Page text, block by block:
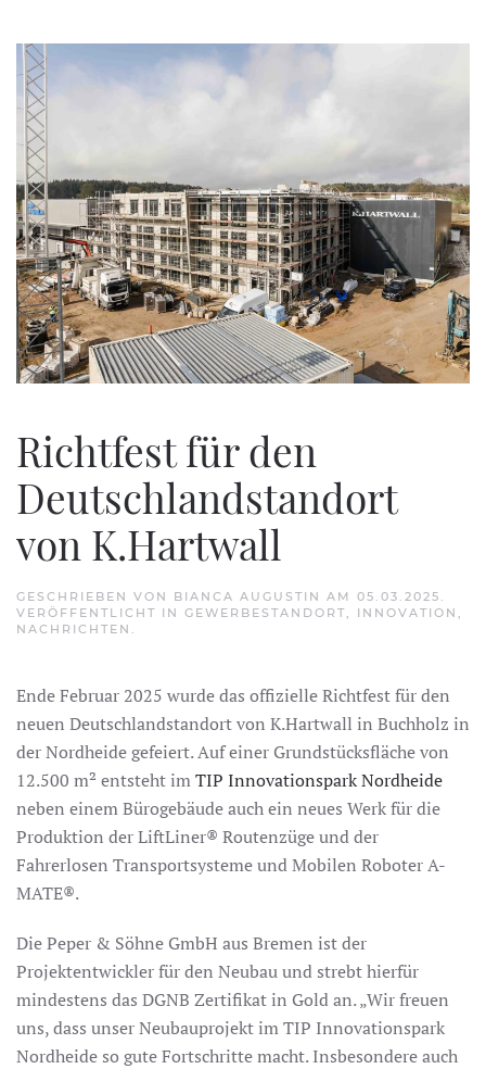
Zum Hauptinhalt springen
Richtfest für den
Deutschlandstandort
von K.Hartwall
GESCHRIEBEN VON BIANCA AUGUSTIN AM 05.03.2025 .
VERÖFFENTLICHT IN GEWERBESTANDORT, INNOVATION ,
NACHRICHTEN .
Ende Februar 2025 wurde das offizielle Richtfest für den
neuen Deutschlandstandort von K.Hartwall in Buchholz in
der Nordheide gefeiert. Auf einer Grundstücksfläche von
12.500 m² entsteht imTIP Innovationspark Nordheide
neben einem Bürogebäude auch ein neues Werk für die
Produktion der LiftLiner® Routenzüge und der
Fahrerlosen Transportsysteme und Mobilen Roboter A-
MATE®.
Die Peper & Söhne GmbH aus Bremen ist der
Projektentwickler für den Neubau und strebt hierfür
mindestens das DGNB Zertifikat in Gold an. „Wir freuen
uns, dass unser Neubauprojekt im TIP Innovationspark
Nordheide so gute Fortschritte macht. Insbesondere auch